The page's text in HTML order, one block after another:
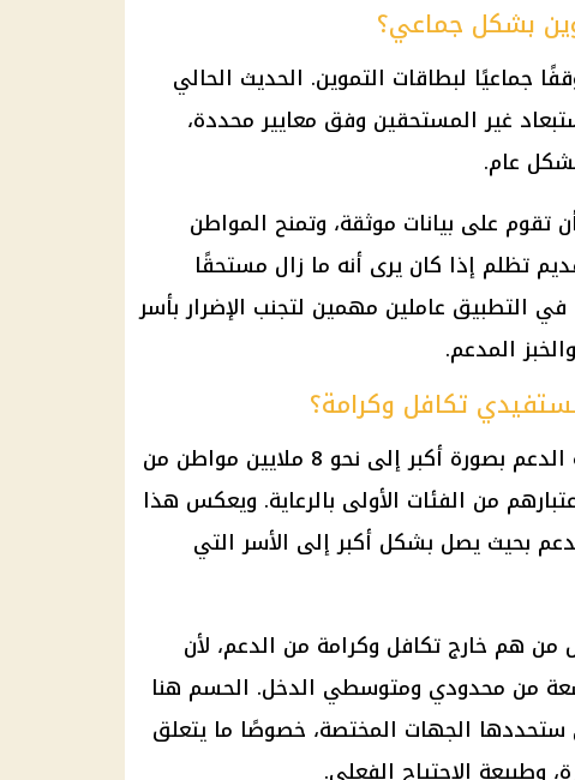
بشكل جماعي؟
جماعيًا لبطاقات التموين. الحديث الحالي
غير المستحقين وفق معايير محددة،
عام.
على بيانات موثقة، وتمنح المواطن
تظلم إذا كان يرى أنه ما زال مستحقًا
التطبيق عاملين مهمين لتجنب الإضرار بأسر
المدعم.
تكافل وكرامة؟
أكبر إلى نحو 8 ملايين مواطن من
من الفئات الأولى بالرعاية. ويعكس هذا
بحيث يصل بشكل أكبر إلى الأسر التي
من هم خارج تكافل وكرامة من الدعم، لأن
من محدودي ومتوسطي الدخل. الحسم هنا
ستحددها الجهات المختصة، خصوصًا ما يتعلق
وطبيعة الاحتياج الفعلي.